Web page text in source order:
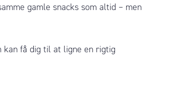
gamle snacks som altid – men
kan få dig til at ligne en rigtig